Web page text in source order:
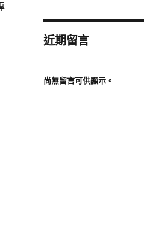
近期留言
尚無留言可供顯示。